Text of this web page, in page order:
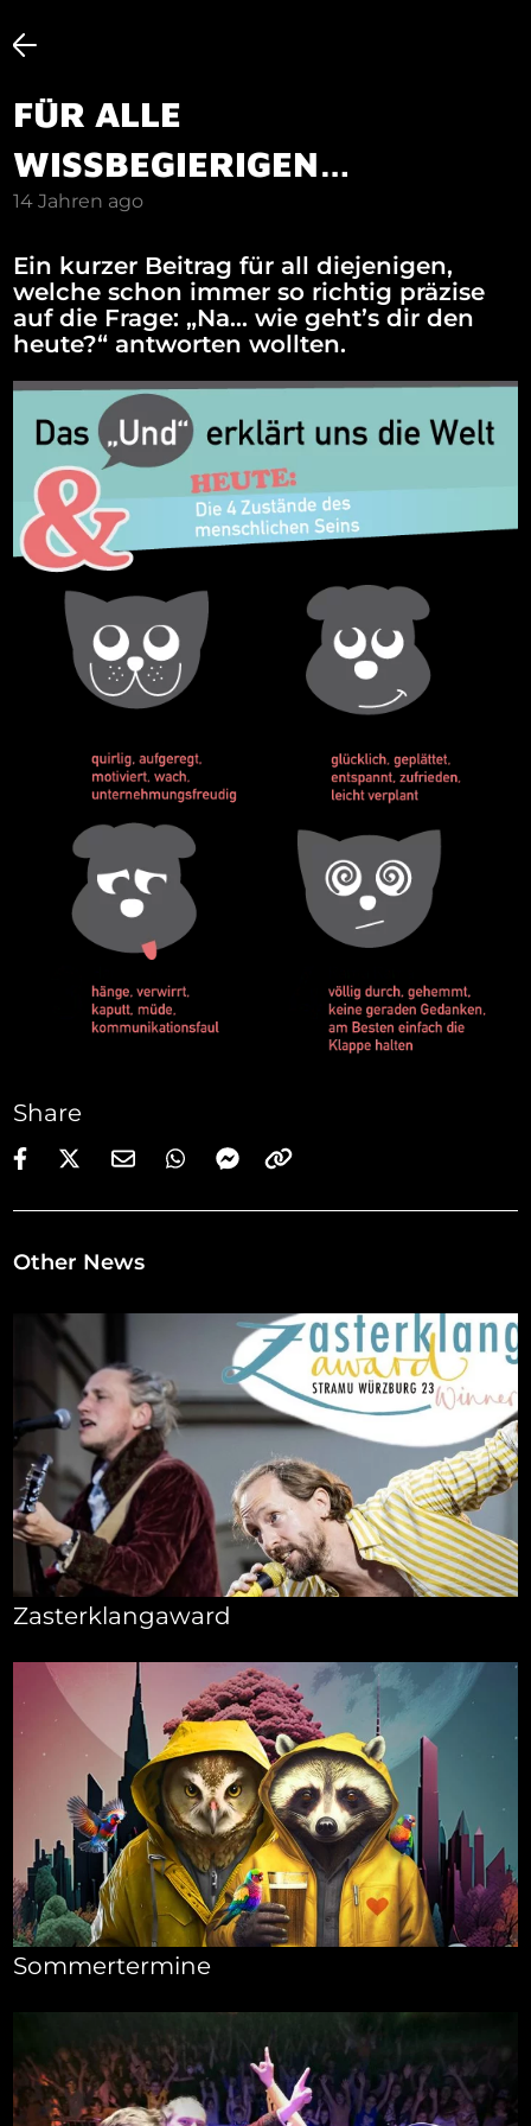
FÜR ALLE
WISSBEGIERIGEN…
14 Jahren ago
Ein kurzer Beitrag für all diejenigen,
welche schon immer so richtig präzise
auf die Frage: „Na… wie geht’s dir den
heute?“ antworten wollten.
Share
Other News
Zasterklangaward
Sommertermine